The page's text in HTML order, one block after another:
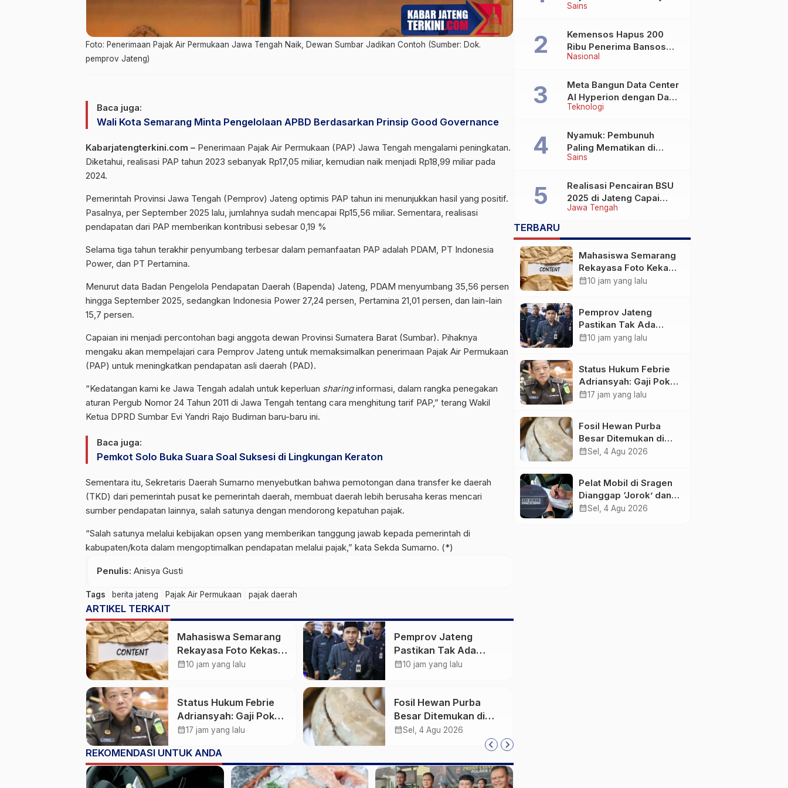
Foto: Penerimaan Pajak Air Permukaan Jawa Tengah Naik, Dewan Sumbar Jadikan Contoh (Sumber: Dok.
pemprov Jateng)
Baca juga:
Wali Kota Semarang Minta Pengelolaan APBD Berdasarkan Prinsip Good Governance
Kabarjatengterkini.com – Penerimaan Pajak Air Permukaan (PAP) Jawa Tengah mengalami peningkatan.
Diketahui, realisasi PAP tahun 2023 sebanyak Rp17,05 miliar, kemudian naik menjadi Rp18,99 miliar pada
2024.
Pemerintah Provinsi Jawa Tengah (Pemprov) Jateng optimis PAP tahun ini menunjukkan hasil yang positif.
Pasalnya, per September 2025 lalu, jumlahnya sudah mencapai Rp15,56 miliar. Sementara, realisasi
pendapatan dari PAP memberikan kontribusi sebesar 0,19 %
Selama tiga tahun terakhir penyumbang terbesar dalam pemanfaatan PAP adalah PDAM, PT Indonesia
Power, dan PT Pertamina.
Menurut data Badan Pengelola Pendapatan Daerah (Bapenda) Jateng, PDAM menyumbang 35,56 persen
hingga September 2025, sedangkan Indonesia Power 27,24 persen, Pertamina 21,01 persen, dan lain-lain
15,7 persen.
Capaian ini menjadi percontohan bagi anggota dewan Provinsi Sumatera Barat (Sumbar). Pihaknya
mengaku akan mempelajari cara Pemprov Jateng untuk memaksimalkan penerimaan Pajak Air Permukaan
(PAP) untuk meningkatkan pendapatan asli daerah (PAD).
“Kedatangan kami ke Jawa Tengah adalah untuk keperluan sharinginformasi, dalam rangka penegakan
aturan Pergub Nomor 24 Tahun 2011 di Jawa Tengah tentang cara menghitung tarif PAP,” terang Wakil
Ketua DPRD Sumbar Evi Yandri Rajo Budiman baru-baru ini.
Baca juga:
Pemkot Solo Buka Suara Soal Suksesi di Lingkungan Keraton
Sementara itu, Sekretaris Daerah Sumarno menyebutkan bahwa pemotongan dana transfer ke daerah
(TKD) dari pemerintah pusat ke pemerintah daerah, membuat daerah lebih berusaha keras mencari
sumber pendapatan lainnya, salah satunya dengan mendorong kepatuhan pajak.
“Salah satunya melalui kebijakan opsen yang memberikan tanggung jawab kepada pemerintah di
kabupaten/kota dalam mengoptimalkan pendapatan melalui pajak,” kata Sekda Sumarno. (*)
Penulis: Anisya Gusti
Tags berita jateng Pajak Air Permukaan pajak daerah
ARTIKEL TERKAIT
Mahasiswa Semarang
Rekayasa Foto Kekasih
Jadi Konten Cabul
calendar_month10 jam yang lalu
Pemprov Jateng
Pastikan Tak Ada
Kendala Pembayaran
ke Daerah
calendar_month10 jam yang lalu
Status Hukum Febrie
Adriansyah: Gaji Pokok
50 Persen Tetap
Disetop Kejagung
calendar_month17 jam yang lalu
Fosil Hewan Purba
Besar Ditemukan di
Sungai Piji Kudus
calendar_monthSel, 4 Agu 2026
REKOMENDASI UNTUK ANDA
Sains
Wafat di Usia Lebih dari
Nasional
Kemensos Hapus 200
Ribu Penerima Bansos
yang Terlibat Judol
Teknologi
Meta Bangun Data Center
AI Hyperion dengan Daya
Komputasi 5 GW, Saingi
Sains
Nyamuk: Pembunuh
Paling Mematikan di
Dunia yang Tak Terlihat
Jawa Tengah
Realisasi Pencairan BSU
2025 di Jateng Capai
69,2 Persen
TERBARU
Mahasiswa Semarang
Rekayasa Foto Kekasih
Jadi Konten Cabul
calendar_month10 jam yang lalu
Pemprov Jateng
Pastikan Tak Ada
Kendala Pembayaran
Transfer ke Daerah
calendar_month10 jam yang lalu
Status Hukum Febrie
Adriansyah: Gaji Pokok
50 Persen Tetap
calendar_month17 jam yang lalu
Fosil Hewan Purba
Besar Ditemukan di
Sungai Piji Kudus
calendar_monthSel, 4 Agu 2026
Pelat Mobil di Sragen
Dianggap ‘Jorok’ dan
Tak Sesuai Standar,
calendar_monthSel, 4 Agu 2026